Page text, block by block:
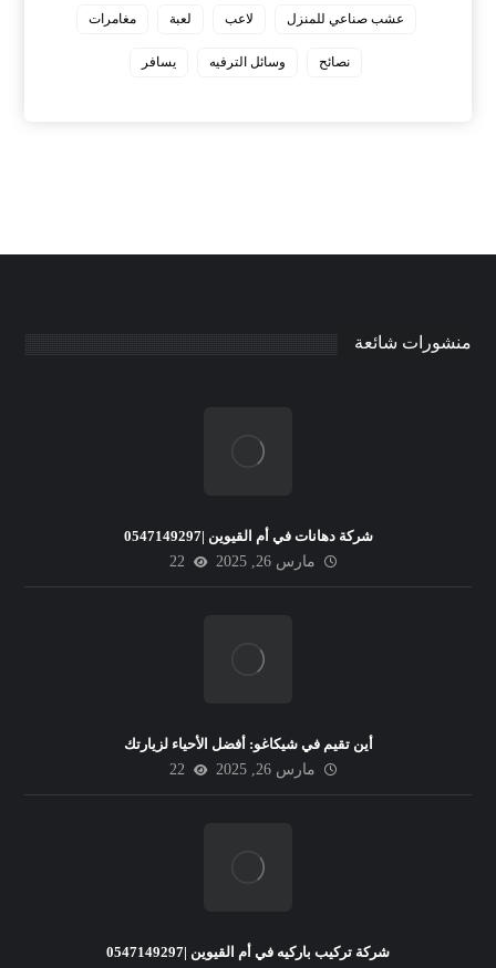
عشب صناعي للمنزل لاعب لعبة مغامرات
نصائح وسائل الترفيه يسافر
منشورات شائعة
شركة دهانات في أم القيوين |0547149297
مارس 26, 2025
22
أين تقيم في شيكاغو: أفضل الأحياء لزيارتك
مارس 26, 2025
22
شركة تركيب باركيه في أم القيوين |0547149297